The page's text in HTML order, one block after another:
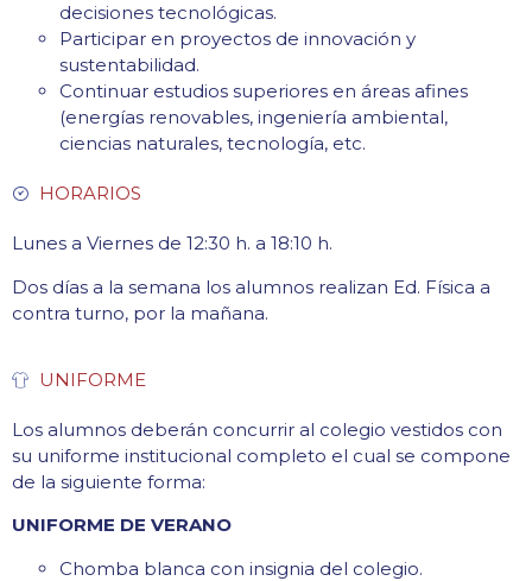
decisiones tecnológicas.
Participar en proyectos de innovación y
sustentabilidad.
Continuar estudios superiores en áreas afines
(energías renovables, ingeniería ambiental,
ciencias naturales, tecnología, etc.
HORARIOS
Lunes a Viernes de 12:30 h. a 18:10 h.
Dos días a la semana los alumnos realizan Ed. Física a
contra turno, por la mañana.
UNIFORME
Los alumnos deberán concurrir al colegio vestidos con
su uniforme institucional completo el cual se compone
de la siguiente forma:
UNIFORME DE VERANO
Chomba blanca con insignia del colegio.